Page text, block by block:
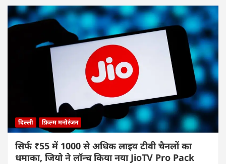
दिल्ली फ़िल्म मनोरंजन
सिर्फ ₹55 में 1000 से अधिक लाइव टीवी चैनलों का
धमाका, जियो ने लॉन्च किया नया JioTV Pro Pack